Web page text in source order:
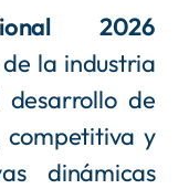
2026
la industria
de
competitiva y
dinámicas